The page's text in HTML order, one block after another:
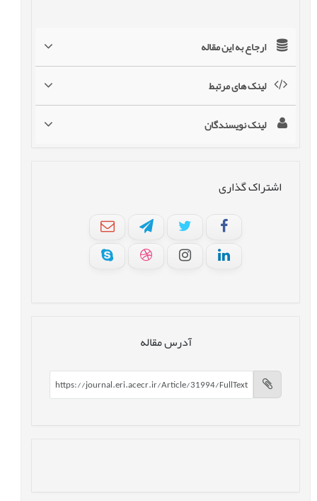
ارجاع به این مقاله
لینک های مرتبط
لینک نویسندگان
اشتراک گذاری
آدرس مقاله